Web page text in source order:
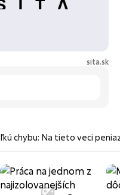
sita.sk
chybu: Na tieto veci